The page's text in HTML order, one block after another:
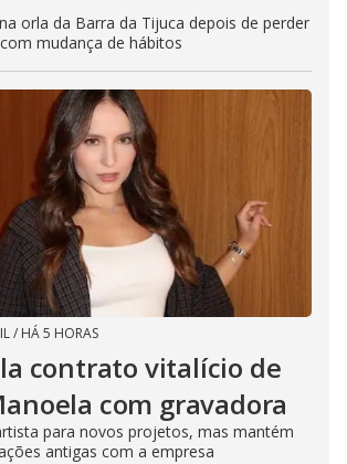
orla da Barra da Tijuca depois de perder
mudança de hábitos
/ HÁ 5 HORAS
contrato vitalício de
com gravadora
para novos projetos, mas mantém
antigas com a empresa